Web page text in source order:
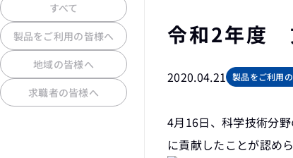
すべて
製品をご利用の皆様へ
地域の皆様へ
求職者の皆様へ
令和2年度
2020.04.21 製品をご利用
4月16日、科学技術分
に貢献したことが認め